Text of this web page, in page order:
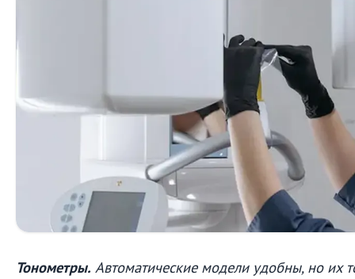
Тонометры. Автоматические модели удобны, но их